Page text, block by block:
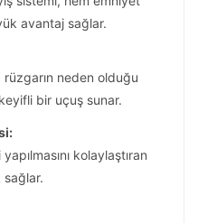
avantaj sağlar.
neden olduğu
bir uçuş sunar.
kolaylaştıran
sağlar.